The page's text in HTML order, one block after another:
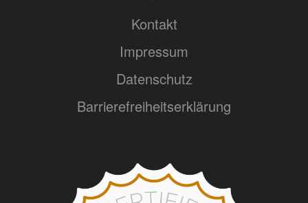
Kontakt
Impressum
Datenschutz
Barrierefreiheitserklärung